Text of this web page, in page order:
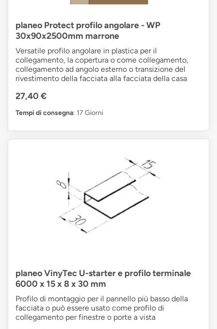
planeo Protect profilo angolare - WP
30x90x2500mm marrone
Versatile profilo angolare in plastica per il
collegamento, la copertura o come collegamento,
collegamento ad angolo esterno o transizione del
rivestimento della facciata alla facciata della casa
27,40 €
Tempi di consegna: 17 Giorni
planeo VinyTec U-starter e profilo terminale
6000 x 15 x 8 x 30 mm
Profilo di montaggio per il pannello più basso della
facciata o può essere usato come profilo di
collegamento per finestre o porte a vista